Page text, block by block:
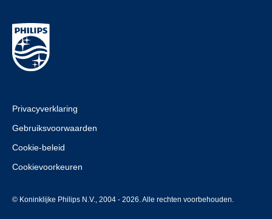
Privacyverklaring
Gebruiksvoorwaarden
Cookie-beleid
Cookievoorkeuren
© Koninklijke Philips N.V., 2004 - 2026. Alle rechten voorbehouden.